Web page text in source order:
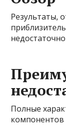
Результаты,
Полные
компонентов